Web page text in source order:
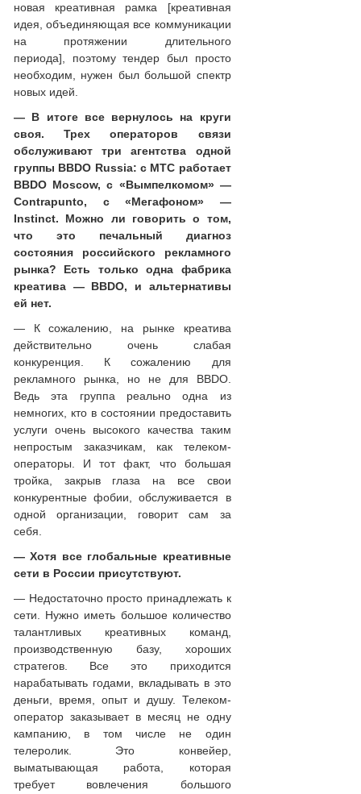
новая креативная рамка [креативная
идея, объединяющая все коммуникации
на протяжении длительного
периода], поэтому тендер был просто
необходим, нужен был большой спектр
новых идей.
— В итоге все вернулось на круги
своя. Трех операторов связи
обслуживают три агентства одной
группы BBDO Russia: с МТС работает
BBDO Moscow, с «Вымпелкомом» —
Contrapunto, c «Мегафоном» —
Instinct. Можно ли говорить о том,
что это печальный диагноз
состояния российского рекламного
рынка? Есть только одна фабрика
креатива — BBDO, и альтернативы
ей нет.
— К сожалению, на рынке креатива
действительно очень слабая
конкуренция. К сожалению для
рекламного рынка, но не для BBDO.
Ведь эта группа реально одна из
немногих, кто в состоянии предоставить
услуги очень высокого качества таким
непростым заказчикам, как телеком-
операторы. И тот факт, что большая
тройка, закрыв глаза на все свои
конкурентные фобии, обслуживается в
одной организации, говорит сам за
себя.
— Хотя все глобальные креативные
сети в России присутствуют.
— Недостаточно просто принадлежать к
сети. Нужно иметь большое количество
талантливых креативных команд,
производственную базу, хороших
стратегов. Все это приходится
нарабатывать годами, вкладывать в это
деньги, время, опыт и душу. Телеком-
оператор заказывает в месяц не одну
кампанию, в том числе не один
телеролик. Это конвейер,
выматывающая работа, которая
требует вовлечения большого